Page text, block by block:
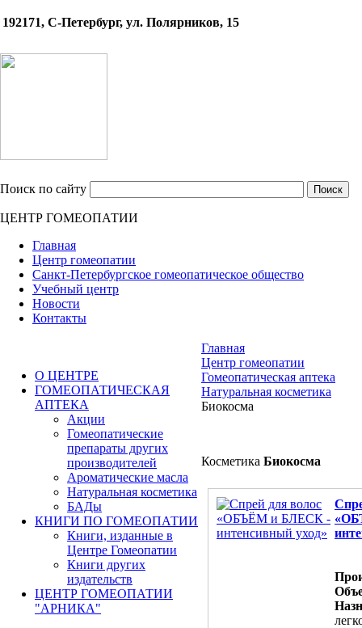
192171, С-Петербург, ул. Полярников, 15
Поиск по сайту
ЦЕНТР ГОМЕОПАТИИ
Главная
Центр гомеопатии
Санкт-Петербургское гомеопатическое общество
Учебный центр
Новости
Контакты
О ЦЕНТРЕ
ГОМЕОПАТИЧЕСКАЯ
АПТЕКА
Акции
Гомеопатические
препараты других
производителей
Ароматические масла
Натуральная косметика
БАДы
КНИГИ ПО ГОМЕОПАТИИ
Книги, изданные в
Центре Гомеопатии
Книги других
издательств
ЦЕНТР ГОМЕОПАТИИ
"АРНИКА"
Главная
Центр гомеопатии
Гомеопатическая аптека
Натуральная косметика
Биокосма
Косметика Биокосма